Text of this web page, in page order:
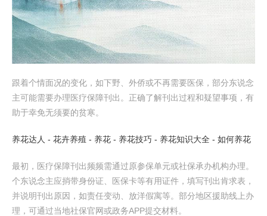
跟着个情面况的变化，如下野、外侨或不再需要医保，部分东说念
主可能需要办理医疗保障刊出。正确了解刊出过程和疑望事项，有
助于幸免无须要的贫寒。
养花达人 - 花卉养殖 - 养花 - 养花技巧 - 养花知识大全 - 如何养花
最初，医疗保障刊出频频需通过原参保单元或社保承办机构办理。
个东说念主应捎带身份证、医保卡等有用证件，填写刊出肯求表，
并说明刊出原因，如责任变动、放洋假寓等。部分地区援助线上办
理，可通过当地社保官网或政务APP提交材料。